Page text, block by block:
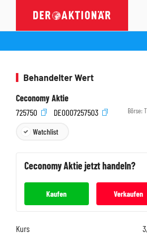
Behandelter Wert
Ceconomy Aktie
725750
DE0007257503 Börse:
Watchlist
CeconomyAktie jetzt handeln?
Kaufen Verkaufen
Kurs